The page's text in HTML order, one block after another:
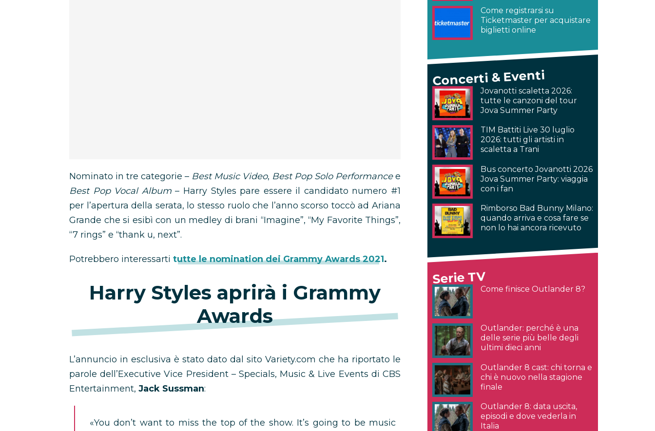
Nominato in tre categorie – Best Music Video, Best Pop Solo Performancee
Best Pop Vocal Album– Harry Styles pare essere il candidato numero #1
per l’apertura della serata, lo stesso ruolo che l’anno scorso toccò ad Ariana
Grande che si esibì con un medley di brani “Imagine”, “My Favorite Things”,
“7 rings” e “thank u, next”.
Potrebbero interessarti tutte le nomination dei Grammy Awards 2021.
Harry Styles aprirà i Grammy
Awards
L’annuncio in esclusiva è stato dato dal sito Variety.com che ha riportato le
parole dell’Executive Vice President – Specials, Music & Live Events di CBS
Entertainment, Jack Sussman:
«You don’t want to miss the top of the show. It’s going to be music
Come registrarsi su
Ticketmaster per acquistare
biglietti online
Concerti & Eventi
Jovanotti scaletta 2026:
tutte le canzoni del tour
Jova Summer Party
TIM Battiti Live 30 luglio
2026: tutti gli artisti in
scaletta a Trani
Bus concerto Jovanotti 2026
Jova Summer Party: viaggia
con i fan
Rimborso Bad Bunny Milano:
quando arriva e cosa fare se
non lo hai ancora ricevuto
Serie TV
Come finisce Outlander 8?
Outlander: perché è una
delle serie più belle degli
ultimi dieci anni
Outlander 8 cast: chi torna e
chi è nuovo nella stagione
finale
Outlander 8: data uscita,
episodi e dove vederla in
Italia